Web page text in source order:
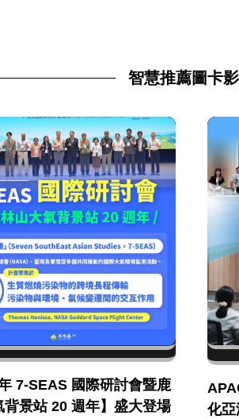
智慧推薦圖卡
7-SEAS 國際研討會暨鹿
背景站 20 週年】盛大登場
化亞